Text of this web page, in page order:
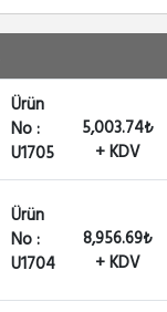
Ürün
No :
U1705
5,003.74₺
+ KDV
Ürün
No :
U1704
8,956.69₺
+ KDV